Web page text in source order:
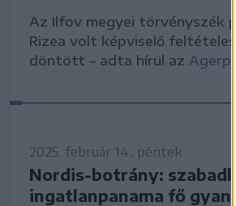
Az Ilfov megyei törvényszék
Rizea volt képviselő
döntött – adta hírül az
2025. február 14., péntek
Nordis-botrány:
ingatlanpanama fő